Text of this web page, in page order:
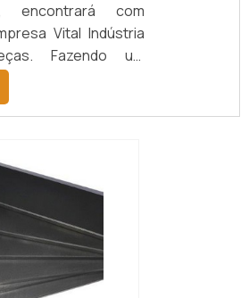
encontrará com
Vital Indústria
Fazendo um
meio da maior
é possível achar a
e preço
metálicas de
melhor mão de obra
de Auto Peças, o
ótima qualidade
ambient...